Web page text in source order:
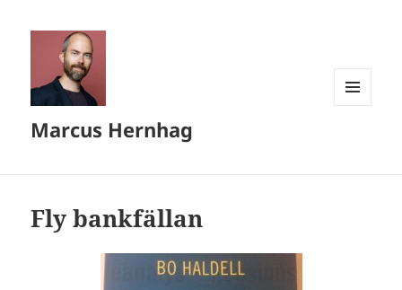
Marcus Hernhag
Fly bankfällan